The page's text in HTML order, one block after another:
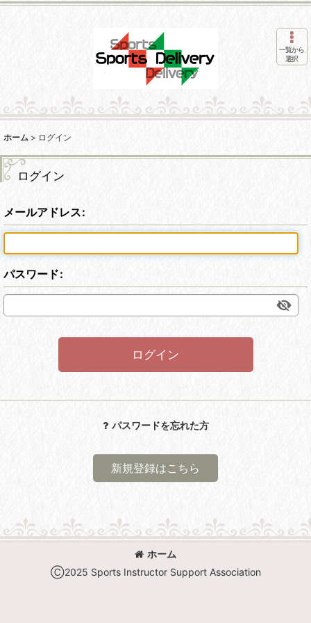
一覧から
選択
ホーム > ログイン
ログイン
メールアドレス:
パスワード:
ログイン
パスワードを忘れた方
新規登録はこちら
ホーム
Ⓒ2025 Sports Instructor Support Association